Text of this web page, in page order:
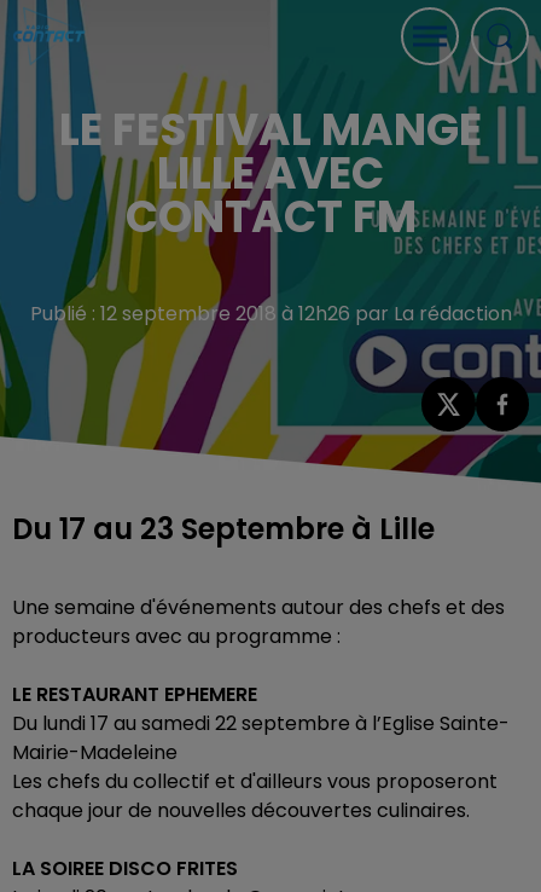
LE FESTIVAL MANGE
LILLE AVEC
CONTACT FM
Publié : 12 septembre 2018 à 12h26 par La rédaction
Du 17 au 23 Septembre à Lille
Une semaine d'événements autour des chefs et des
producteurs avec au programme :
LE RESTAURANT EPHEMERE
Du lundi 17 au samedi 22 septembre à l’Eglise Sainte-
Mairie-Madeleine
Les chefs du collectif et d'ailleurs vous proposeront
chaque jour de nouvelles découvertes culinaires.
LA SOIREE DISCO FRITES